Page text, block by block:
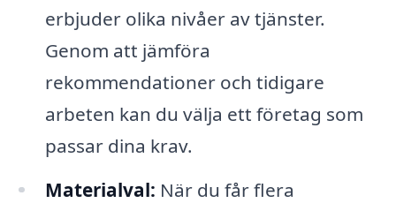
erbjuder olika nivåer av tjänster.
Genom att jämföra
rekommendationer och tidigare
arbeten kan du välja ett företag som
passar dina krav.
Materialval: När du får flera